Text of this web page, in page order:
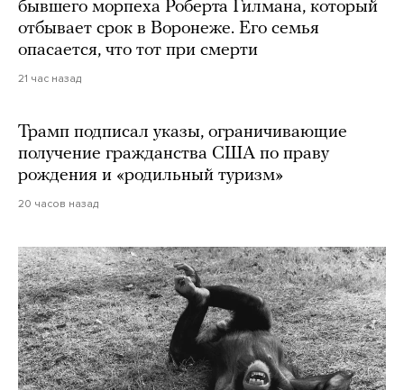
бывшего морпеха Роберта Гилмана, который
отбывает срок в Воронеже. Его семья
опасается, что тот при смерти
21 час назад
Трамп подписал указы, ограничивающие
получение гражданства США по праву
рождения и «родильный туризм»
20 часов назад